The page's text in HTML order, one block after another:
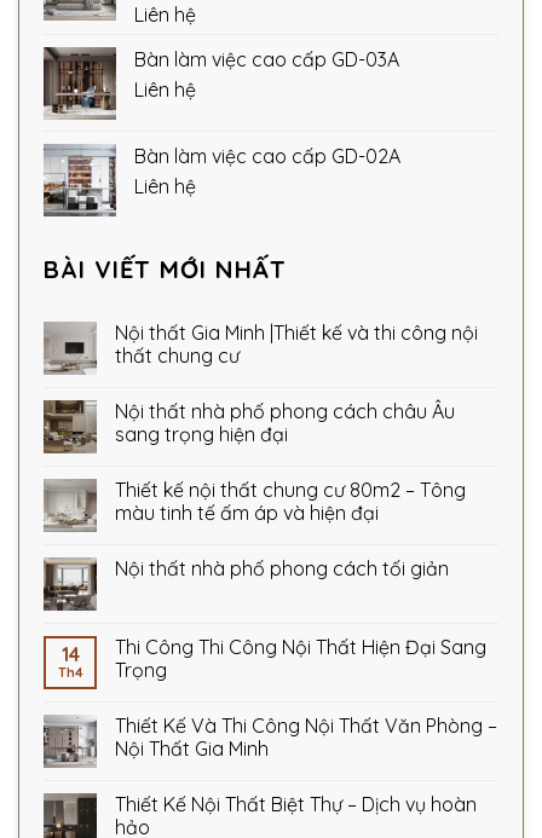
Liên hệ
Bàn làm việc cao cấp GD-03A
Liên hệ
Bàn làm việc cao cấp GD-02A
Liên hệ
BÀI VIẾT MỚI NHẤT
Nội thất Gia Minh |Thiết kế và thi công nội
thất chung cư
Nội thất nhà phố phong cách châu Âu
sang trọng hiện đại
Thiết kế nội thất chung cư 80m2 – Tông
màu tinh tế ấm áp và hiện đại
Nội thất nhà phố phong cách tối giản
14
Th4
Thi Công Thi Công Nội Thất Hiện Đại Sang
Trọng
Thiết Kế Và Thi Công Nội Thất Văn Phòng –
Nội Thất Gia Minh
Thiết Kế Nội Thất Biệt Thự – Dịch vụ hoàn
hảo